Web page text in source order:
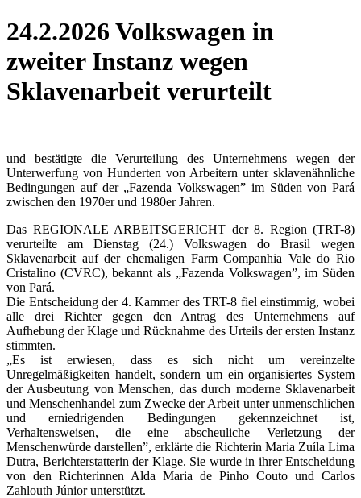
24.2.2026 Volkswagen in
zweiter Instanz wegen
Sklavenarbeit verurteilt
und bestätigte die Verurteilung des Unternehmens wegen der
Unterwerfung von Hunderten von Arbeitern unter sklavenähnliche
Bedingungen auf der „Fazenda Volkswagen” im Süden von Pará
zwischen den 1970er und 1980er Jahren.
Das REGIONALE ARBEITSGERICHT der 8. Region (TRT-8)
verurteilte am Dienstag (24.) Volkswagen do Brasil wegen
Sklavenarbeit auf der ehemaligen Farm Companhia Vale do Rio
Cristalino (CVRC), bekannt als „Fazenda Volkswagen”, im Süden
von Pará.
Die Entscheidung der 4. Kammer des TRT-8 fiel einstimmig, wobei
alle drei Richter gegen den Antrag des Unternehmens auf
Aufhebung der Klage und Rücknahme des Urteils der ersten Instanz
stimmten.
„Es ist erwiesen, dass es sich nicht um vereinzelte
Unregelmäßigkeiten handelt, sondern um ein organisiertes System
der Ausbeutung von Menschen, das durch moderne Sklavenarbeit
und Menschenhandel zum Zwecke der Arbeit unter unmenschlichen
und erniedrigenden Bedingungen gekennzeichnet ist,
Verhaltensweisen, die eine abscheuliche Verletzung der
Menschenwürde darstellen”, erklärte die Richterin Maria Zuíla Lima
Dutra, Berichterstatterin der Klage. Sie wurde in ihrer Entscheidung
von den Richterinnen Alda Maria de Pinho Couto und Carlos
Zahlouth Júnior unterstützt.